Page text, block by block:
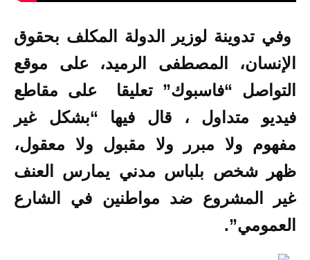
وفي تدوينة لوزير الدولة المكلف بحقوق
الإنسان، المصطفى الرميد، على موقع
التواصل “فاسبوك” تعليقا على مقاطع
فيديو متداول ، قال فيها “بشكل غير
مفهوم ولا مبرر ولا مقبول ولا معقول،
ظهر شخص بلباس مدني يمارس العنف
غير المشروع ضد مواطنين في الشارع
العمومي”.